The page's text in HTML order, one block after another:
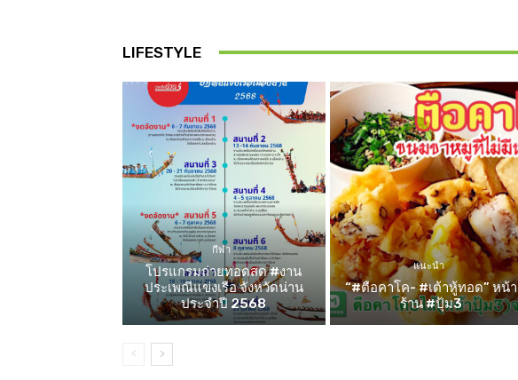
LIFESTYLE
กีฬา
โปรแกรมถ่ายทอดสด #งาน
ประเพณีแข่งเรือ จังหวัดน่าน
ประจำปี 2568
แนะนำ
“#ตือคาโค- #เต้าหู้ทอด” หน้า
ร้าน #ปุ้ม3